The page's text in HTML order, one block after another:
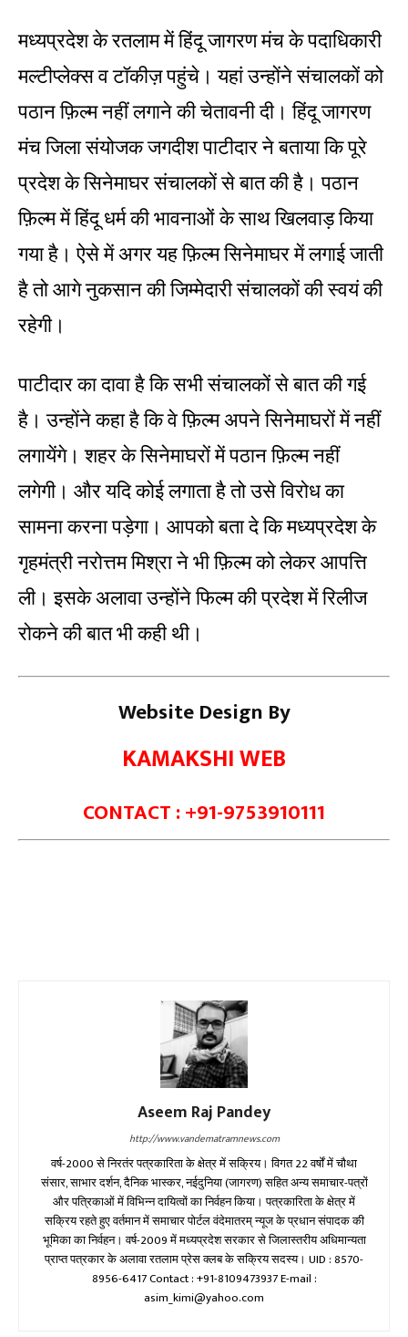
मध्यप्रदेश के रतलाम में हिंदू जागरण मंच के पदाधिकारी
मल्टीप्लेक्स व टॉकीज़ पहुंचे। यहां उन्होंने संचालकों को
पठान फ़िल्म नहीं लगाने की चेतावनी दी। हिंदू जागरण
मंच जिला संयोजक जगदीश पाटीदार ने बताया कि पूरे
प्रदेश के सिनेमाघर संचालकों से बात की है। पठान
फ़िल्म में हिंदू धर्म की भावनाओं के साथ खिलवाड़ किया
गया है। ऐसे में अगर यह फ़िल्म सिनेमाघर में लगाई जाती
है तो आगे नुकसान की जिम्मेदारी संचालकों की स्वयं की
रहेगी।
पाटीदार का दावा है कि सभी संचालकों से बात की गई
है। उन्होंने कहा है कि वे फ़िल्म अपने सिनेमाघरों में नहीं
लगायेंगे। शहर के सिनेमाघरों में पठान फ़िल्म नहीं
लगेगी। और यदि कोई लगाता है तो उसे विरोध का
सामना करना पड़ेगा। आपको बता दे कि मध्यप्रदेश के
गृहमंत्री नरोत्तम मिश्रा ने भी फ़िल्म को लेकर आपत्ति
ली। इसके अलावा उन्होंने फिल्म की प्रदेश में रिलीज
रोकने की बात भी कही थी।
Website Design By
KAMAKSHI WEB
CONTACT : +91-9753910111
Aseem Raj Pandey
http://www.vandematramnews.com
वर्ष-2000 से निरतंर पत्रकारिता के क्षेत्र में सक्रिय। विगत 22 वर्षों में चौथा
संसार, साभार दर्शन, दैनिक भास्कर, नईदुनिया (जागरण) सहित अन्य समाचार-पत्रों
और पत्रिकाओं में विभिन्न दायित्वों का निर्वहन किया। पत्रकारिता के क्षेत्र में
सक्रिय रहते हुए वर्तमान में समाचार पोर्टल वंदेमातरम् न्यूज के प्रधान संपादक की
भूमिका का निर्वहन। वर्ष-2009 में मध्यप्रदेश सरकार से जिलास्तरीय अधिमान्यता
प्राप्त पत्रकार के अलावा रतलाम प्रेस क्लब के सक्रिय सदस्य। UID : 8570-
8956-6417 Contact : +91-8109473937 E-mail :
asim_kimi@yahoo.com